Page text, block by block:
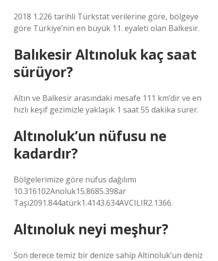
2018 1.226 tarihli Türkstat verilerine göre, bölgeye
göre Türkiye’nin en büyük 11. eyaleti olan Balkesir.
Balıkesir Altınoluk kaç saat
sürüyor?
Altın ve Balkesir arasındaki mesafe 111 km’dir ve en
hızlı keşif gezimizle yaklaşık 1 saat 55 dakika sürer.
Altınoluk’un nüfusu ne
kadardır?
Bölgelerimize göre nüfus dağılımı
10.316102Anoluk15.8685.398ar
Taşı2091.844atürk1.4143.634AVCILIR2.1366.
Altınoluk neyi meşhur?
Son derece temiz bir denize sahip Altinoluk’un deniz